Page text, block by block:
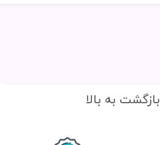
بازگشت به بالا